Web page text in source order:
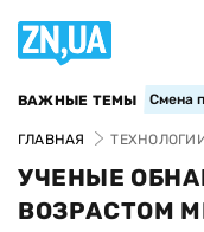
ВАЖНЫЕ ТЕМЫ Смена
ГЛАВНАЯ
УЧЕНЫЕ
ВОЗРАСТОМ